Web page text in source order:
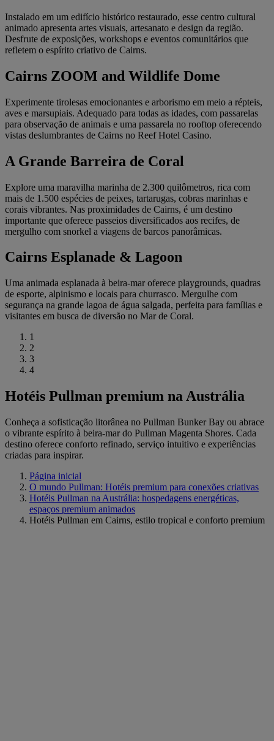
Instalado em um edifício histórico restaurado, esse centro cultural
animado apresenta artes visuais, artesanato e design da região.
Desfrute de exposições, workshops e eventos comunitários que
refletem o espírito criativo de Cairns.
Cairns ZOOM and Wildlife Dome
Experimente tirolesas emocionantes e arborismo em meio a répteis,
aves e marsupiais. Adequado para todas as idades, com passarelas
para observação de animais e uma passarela no rooftop oferecendo
vistas deslumbrantes de Cairns no Reef Hotel Casino.
A Grande Barreira de Coral
Explore uma maravilha marinha de 2.300 quilômetros, rica com
mais de 1.500 espécies de peixes, tartarugas, cobras marinhas e
corais vibrantes. Nas proximidades de Cairns, é um destino
importante que oferece passeios diversificados aos recifes, de
mergulho com snorkel a viagens de barcos panorâmicas.
Cairns Esplanade & Lagoon
Uma animada esplanada à beira-mar oferece playgrounds, quadras
de esporte, alpinismo e locais para churrasco. Mergulhe com
segurança na grande lagoa de água salgada, perfeita para famílias e
visitantes em busca de diversão no Mar de Coral.
1
2
3
4
Hotéis Pullman premium na Austrália
Conheça a sofisticação litorânea no Pullman Bunker Bay ou abrace
o vibrante espírito à beira-mar do Pullman Magenta Shores. Cada
destino oferece conforto refinado, serviço intuitivo e experiências
criadas para inspirar.
Página inicial
O mundo Pullman: Hotéis premium para conexões criativas
Hotéis Pullman na Austrália: hospedagens energéticas,
espaços premium animados
Hotéis Pullman em Cairns, estilo tropical e conforto premium